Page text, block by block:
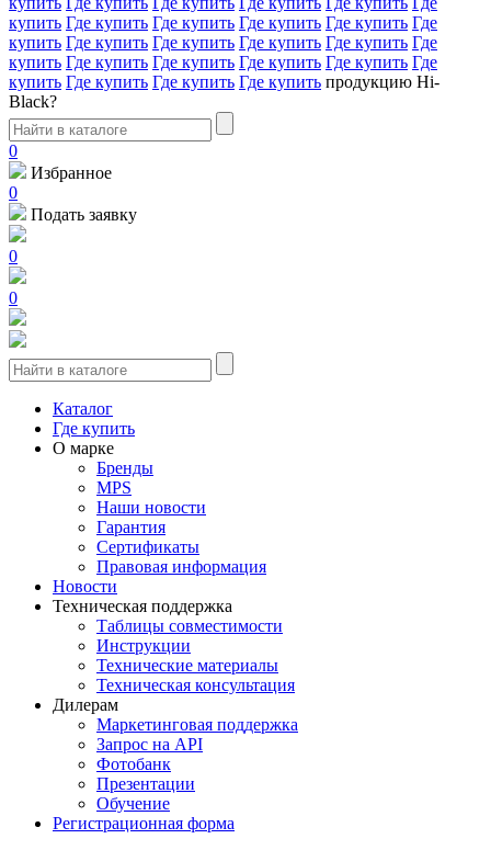
купить Где купить Где купить Где купить Где купить Где
купить Где купить Где купить Где купить Где купить Где
купить Где купить Где купить Где купить Где купить Где
купить Где купить Где купить Где купить продукцию Hi-
Black?
0
Избранное
0
Подать заявку
0
0
Каталог
Где купить
О марке
Бренды
MPS
Наши новости
Гарантия
Сертификаты
Правовая информация
Новости
Техническая поддержка
Таблицы совместимости
Инструкции
Технические материалы
Техническая консультация
Дилерам
Маркетинговая поддержка
Запрос на API
Фотобанк
Презентации
Обучение
Регистрационная форма